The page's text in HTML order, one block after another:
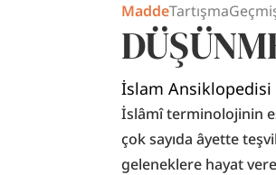
MaddeTartışma
İslam Ansiklopedisi
İslâmî terminolojinin
çok sayıda âyette
geleneklere hayat